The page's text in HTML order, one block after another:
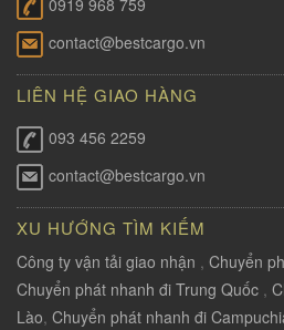
contact@bestcargo.vn
LIÊN HỆ GIAO HÀNG
093 456 2259
contact@bestcargo.vn
XU HƯỚNG TÌM KIẾM
Công ty vận tải giao nhận , Chuyển
Chuyển phát nhanh đi Trung Quốc ,
Lào, Chuyển phát nhanh đi